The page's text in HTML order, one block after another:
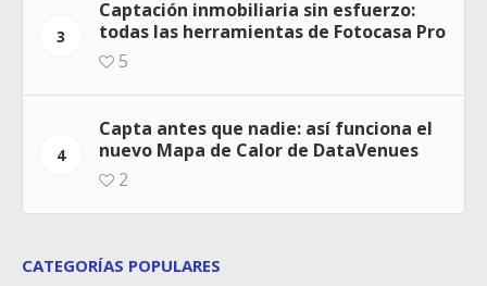
3
Captación inmobiliaria sin esfuerzo:
todas las herramientas de Fotocasa Pro
5
4
Capta antes que nadie: así funciona el
nuevo Mapa de Calor de DataVenues
2
CATEGORÍAS POPULARES